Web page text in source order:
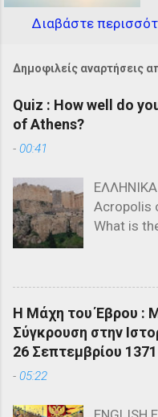
Διαβάστε
Δημοφιλείς αναρτήσεις
Quiz : How well do
of Athens?
- 00:41
Acropolis
What is
2: Which
structure
the
Η Μάχη του Έβρου :
Σύγκρουση στην
26 Σεπτεμβρίου 1371
- 05:22